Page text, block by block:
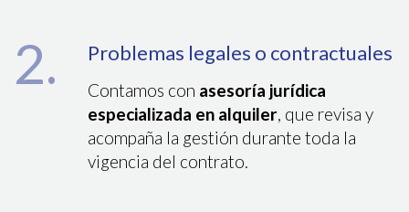
2. Problemas legales o contractuales
Contamos con asesoría jurídica
especializada en alquiler, que revisa y
acompaña la gestión durante toda la
vigencia del contrato.